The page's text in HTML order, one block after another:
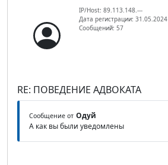
IP/Host: 89.113.148.---
Дата регистрации: 31.05.2024
Сообщений: 57
RE: ПОВЕДЕНИЕ АДВОКАТА
Сообщение от Одуй
А как вы были уведомлены